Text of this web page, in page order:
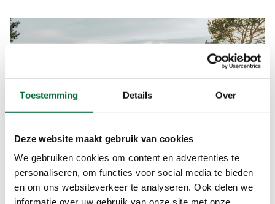
Toestemming Details Over
Deze website maakt gebruik van cookies
We gebruiken cookies om content en advertenties te
personaliseren, om functies voor social media te bieden
en om ons websiteverkeer te analyseren. Ook delen we
informatie over uw gebruik van onze site met onze
Berdorf, op de Mullerthal Trail. (Foto: © Giulio Groebert)